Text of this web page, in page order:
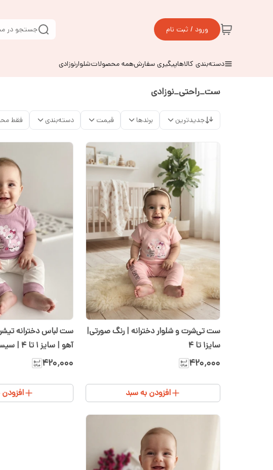
ورود / ثبت نام جستجو در
دسته‌بندی کالاهاپیگیری سفارشهمه محصولاتشلوارنوزادی
ست_راحتی_نوزادی
جدیدترین برندها قیمت دسته‌بندی فقط
ست تی‌شرت و شلوار دخترانه | رنگ صورتی|
سایز۱ تا ۴
۴۲۰٬۰۰۰
افزودن به سبد
ست
آهو | سایز ۱ تا ۴ | سیسمونی شیدا
۴۲۰٬۰۰۰